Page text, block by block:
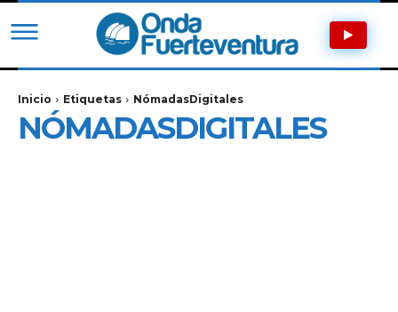
Inicio Etiquetas NómadasDigitales
NÓMADASDIGITALES